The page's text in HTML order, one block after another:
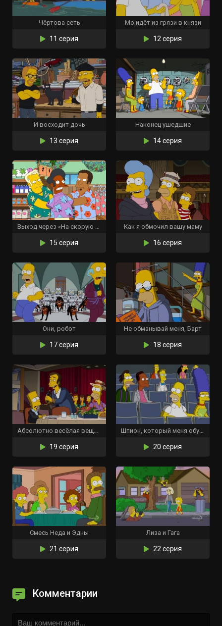
Чёртова сеть
11 серия
Мо идёт из грязи в князи
12 серия
И восходит дочь
13 серия
Наконец ушедшие
14 серия
Выход через «На скорую руку»
15 серия
Как я обмочил вашу маму
16 серия
Они, робот
17 серия
Не обманывай меня, Барт
18 серия
Абсолютно весёлая вещь, которую Барт больше никогда не сделает
19 серия
Шпион, который меня обучил
20 серия
Смесь Неда и Эдны
21 серия
Лиза и Гага
22 серия
Комментарии